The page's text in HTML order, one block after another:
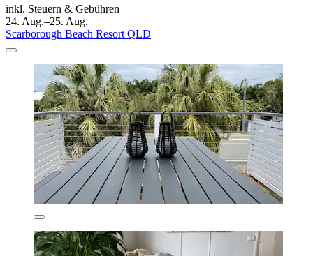
inkl. Steuern & Gebühren
24. Aug.–25. Aug.
Scarborough Beach Resort QLD